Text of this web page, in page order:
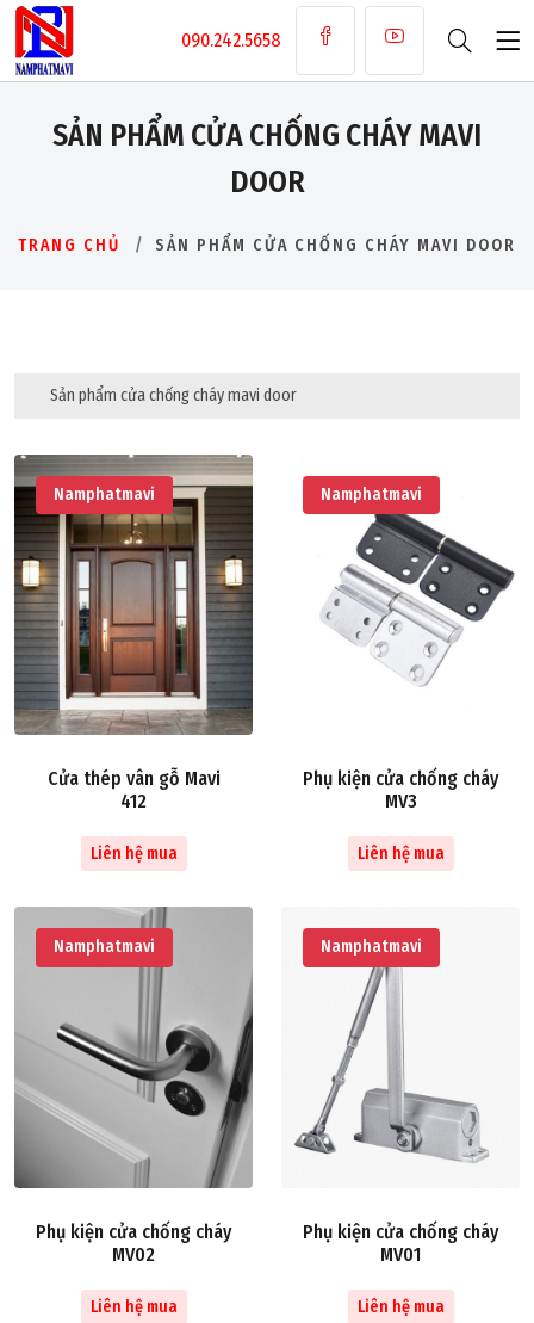
090.242.5658
SẢN PHẨM CỬA CHỐNG CHÁY MAVI
DOOR
TRANG CHỦ SẢN PHẨM CỬA CHỐNG CHÁY MAVI DOOR
Sản phẩm cửa chống cháy mavi door
Namphatmavi
Cửa thép vân gỗ Mavi
412
Liên hệ mua
Namphatmavi
Phụ kiện cửa chống cháy
MV3
Liên hệ mua
Namphatmavi
Phụ kiện cửa chống cháy
MV02
Liên hệ mua
Namphatmavi
Phụ kiện cửa chống cháy
MV01
Liên hệ mua